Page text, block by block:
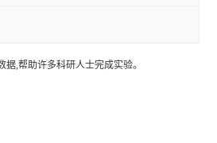
,帮助许多科研人士完成实验。